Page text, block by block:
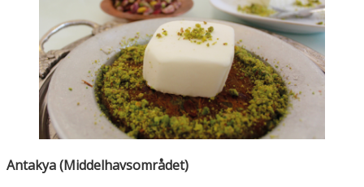
Antakya (Middelhavsområdet)
Provinsen Hatay ligger på Tyrkiets middelhavskyst, er
beliggende på den gamle handelsrute Silkevejen.
hvilket har ført til stærke kødretter og skønne desserter.